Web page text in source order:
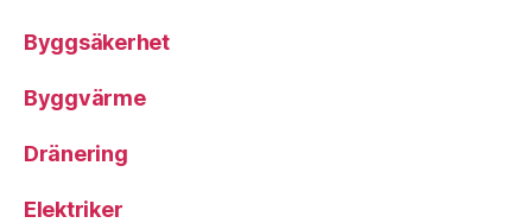
Byggsäkerhet
Byggvärme
Dränering
Elektriker